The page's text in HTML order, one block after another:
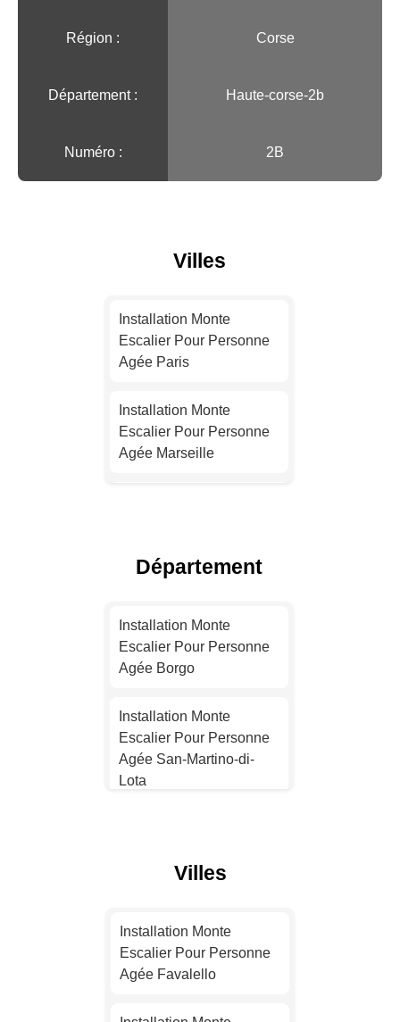
Région :️ Corse
Département : Haute-corse-2b
Numéro : 2B
Villes
Installation Monte
Escalier Pour Personne
Agée Paris
Installation Monte
Escalier Pour Personne
Agée Marseille
Installation Monte
Installation Monte
Installation Monte
Escalier Pour Personne
Département
Installation Monte
Escalier Pour Personne
Agée Borgo
Installation Monte
Escalier Pour Personne
Agée San-Martino-di-
Lota
Agée San-Nicolao
Fiumorbo
Villes
Installation Monte
Escalier Pour Personne
Agée Favalello